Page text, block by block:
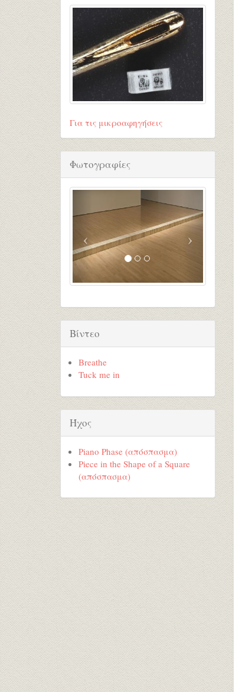
Για τις μικροαφηγήσεις
Φωτογραφίες
Βίντεο
Breathe
Tuck me in
Ήχος
Piano Phase (απόσπασμα)
Piece in the Shape of a Square
(απόσπασμα)